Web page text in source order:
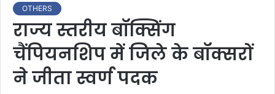
OTHERS
राज्य स्तरीय बॉक्सिंग
चैंपियनशिप में जिले के बॉक्सरों
ने जीता स्वर्ण पदक